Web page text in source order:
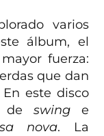
varios
álbum, el
fuerza:
que dan
este disco
swinge
nova. La